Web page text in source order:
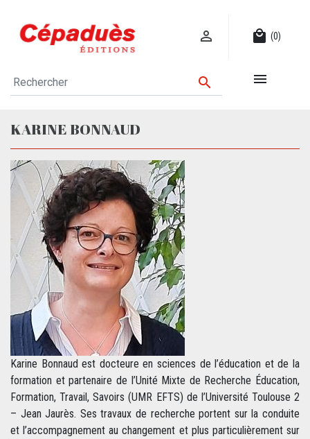
 local_mall (0)
 
KARINE BONNAUD
Karine Bonnaud est docteure en sciences de l’éducation et de la
formation et partenaire de l’Unité Mixte de Recherche Éducation,
Formation, Travail, Savoirs (UMR EFTS) de l’Université Toulouse 2
– Jean Jaurès. Ses travaux de recherche portent sur la conduite
et l’accompagnement au changement et plus particulièrement sur